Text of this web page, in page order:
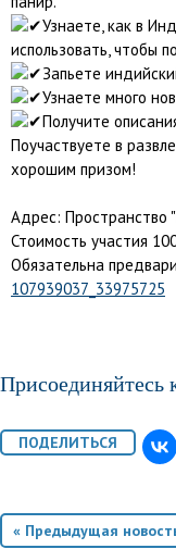
Узнаете, как в
использовать, чтобы
Запьете
Узнаете много
Получите
Поучаствуете в
хорошим призом!
Адрес: Пространство
Стоимость участия
Обязательна
107939037_33975725
Присоединяйтесь
« Предыдущая